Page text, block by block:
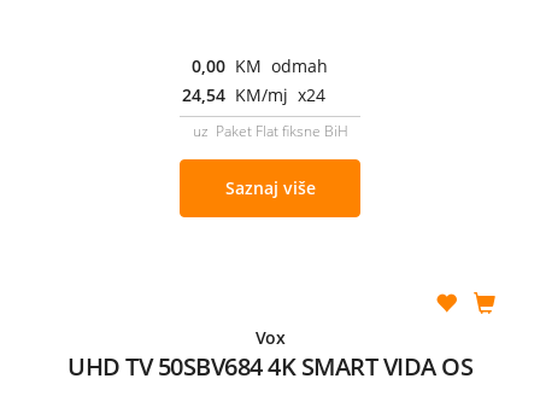
0,00 KM odmah
24,54 KM/mj x24
uz Paket Flat fiksne BiH
Saznaj više
Vox
UHD TV 50SBV684 4K SMART VIDA OS